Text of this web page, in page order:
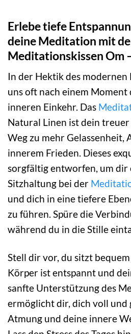
Erlebe tiefe
deine Meditation mit
Meditationskissen Om
In der Hektik des modernen
uns oft nach einem Moment
inneren Einkehr. Das
Natural Linen ist dein
Weg zu mehr Gelassenheit,
innerem Frieden. Dieses
sorgfältig entworfen, um dir
Sitzhaltung bei der
und dich in eine tiefere
zu führen. Spüre die
während du in die Stille
Stell dir vor, du sitzt
Körper ist entspannt und
sanfte Unterstützung des
ermöglicht dir, dich voll und
Atmung und deine innere